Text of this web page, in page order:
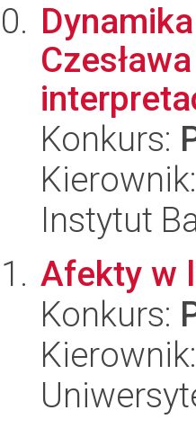
Konkurs:
Instytut
Afekty w
Konkurs: